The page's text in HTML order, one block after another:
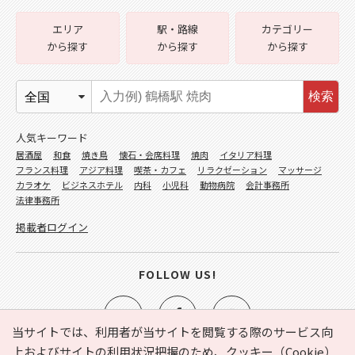
当サイトでは、利用者が当サイトを閲覧する際のサービス向
上およびサイトの利用状況把握のため、クッキー（Cookie）
エリア
から探す
駅・路線
から探す
カテゴリー
から探す
検索
人気キーワード
居酒屋 和食 焼き鳥 懐石・会席料理 焼肉
イタリア料理
フランス料理
アジア料理 喫茶・カフェ リラクゼーション
マッサージ
カラオケ
ビジネスホテル 内科 小児科 動物病院
会計事務所
法律事務所
掲載者ログイン
FOLLOW US!